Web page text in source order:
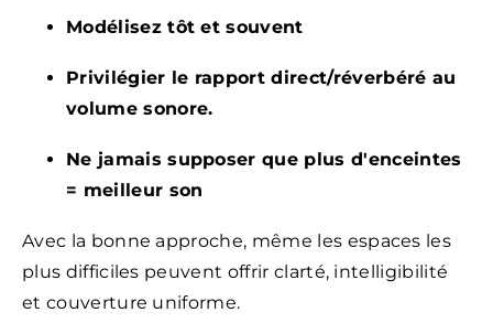
Modélisez tôt et souvent
Privilégier le rapport direct/réverbéré au
volume sonore.
Ne jamais supposer que plus d'enceintes
= meilleur son
Avec la bonne approche, même les espaces les
plus difficiles peuvent offrir clarté, intelligibilité
et couverture uniforme.